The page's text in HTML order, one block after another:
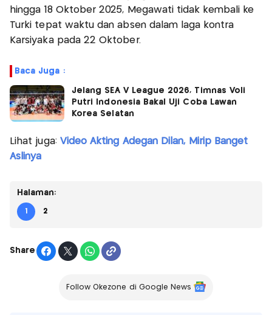
hingga 18 Oktober 2025, Megawati tidak kembali ke
Turki tepat waktu dan absen dalam laga kontra
Karsiyaka pada 22 Oktober.
Baca Juga :
Jelang SEA V League 2026, Timnas Voli
Putri Indonesia Bakal Uji Coba Lawan
Korea Selatan
Lihat juga: Video Akting Adegan Dilan, Mirip Banget
Aslinya
Halaman:
1 2
Share
Follow Okezone di Google News